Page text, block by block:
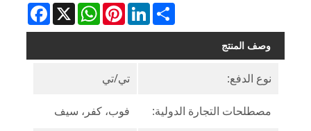
Facebook X
WhatsAppPinterestLinkedInShare
وصف المنتج
نوع الدفع: تي/تي
مصطلحات التجارة الدولية: فوب، كفر، سيف